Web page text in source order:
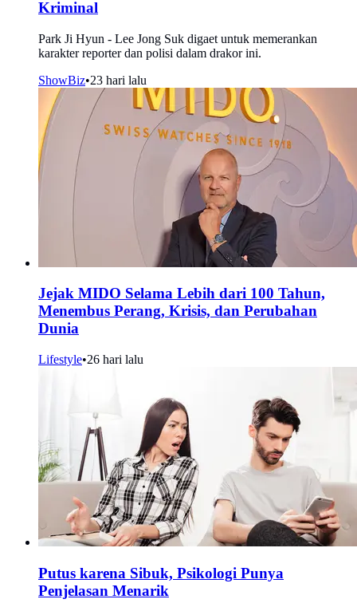
Kriminal
Park Ji Hyun - Lee Jong Suk digaet untuk memerankan
karakter reporter dan polisi dalam drakor ini.
ShowBiz•23 hari lalu
Jejak MIDO Selama Lebih dari 100 Tahun,
Menembus Perang, Krisis, dan Perubahan
Dunia
Lifestyle•26 hari lalu
Putus karena Sibuk, Psikologi Punya
Penjelasan Menarik